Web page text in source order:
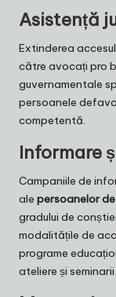
Asistență
Extinderea
către avocați pro
guvernamentale
persoanele
competentă.
Informare
Campaniile de
ale persoanelor
gradului de
modalitățile de
programe
ateliere și